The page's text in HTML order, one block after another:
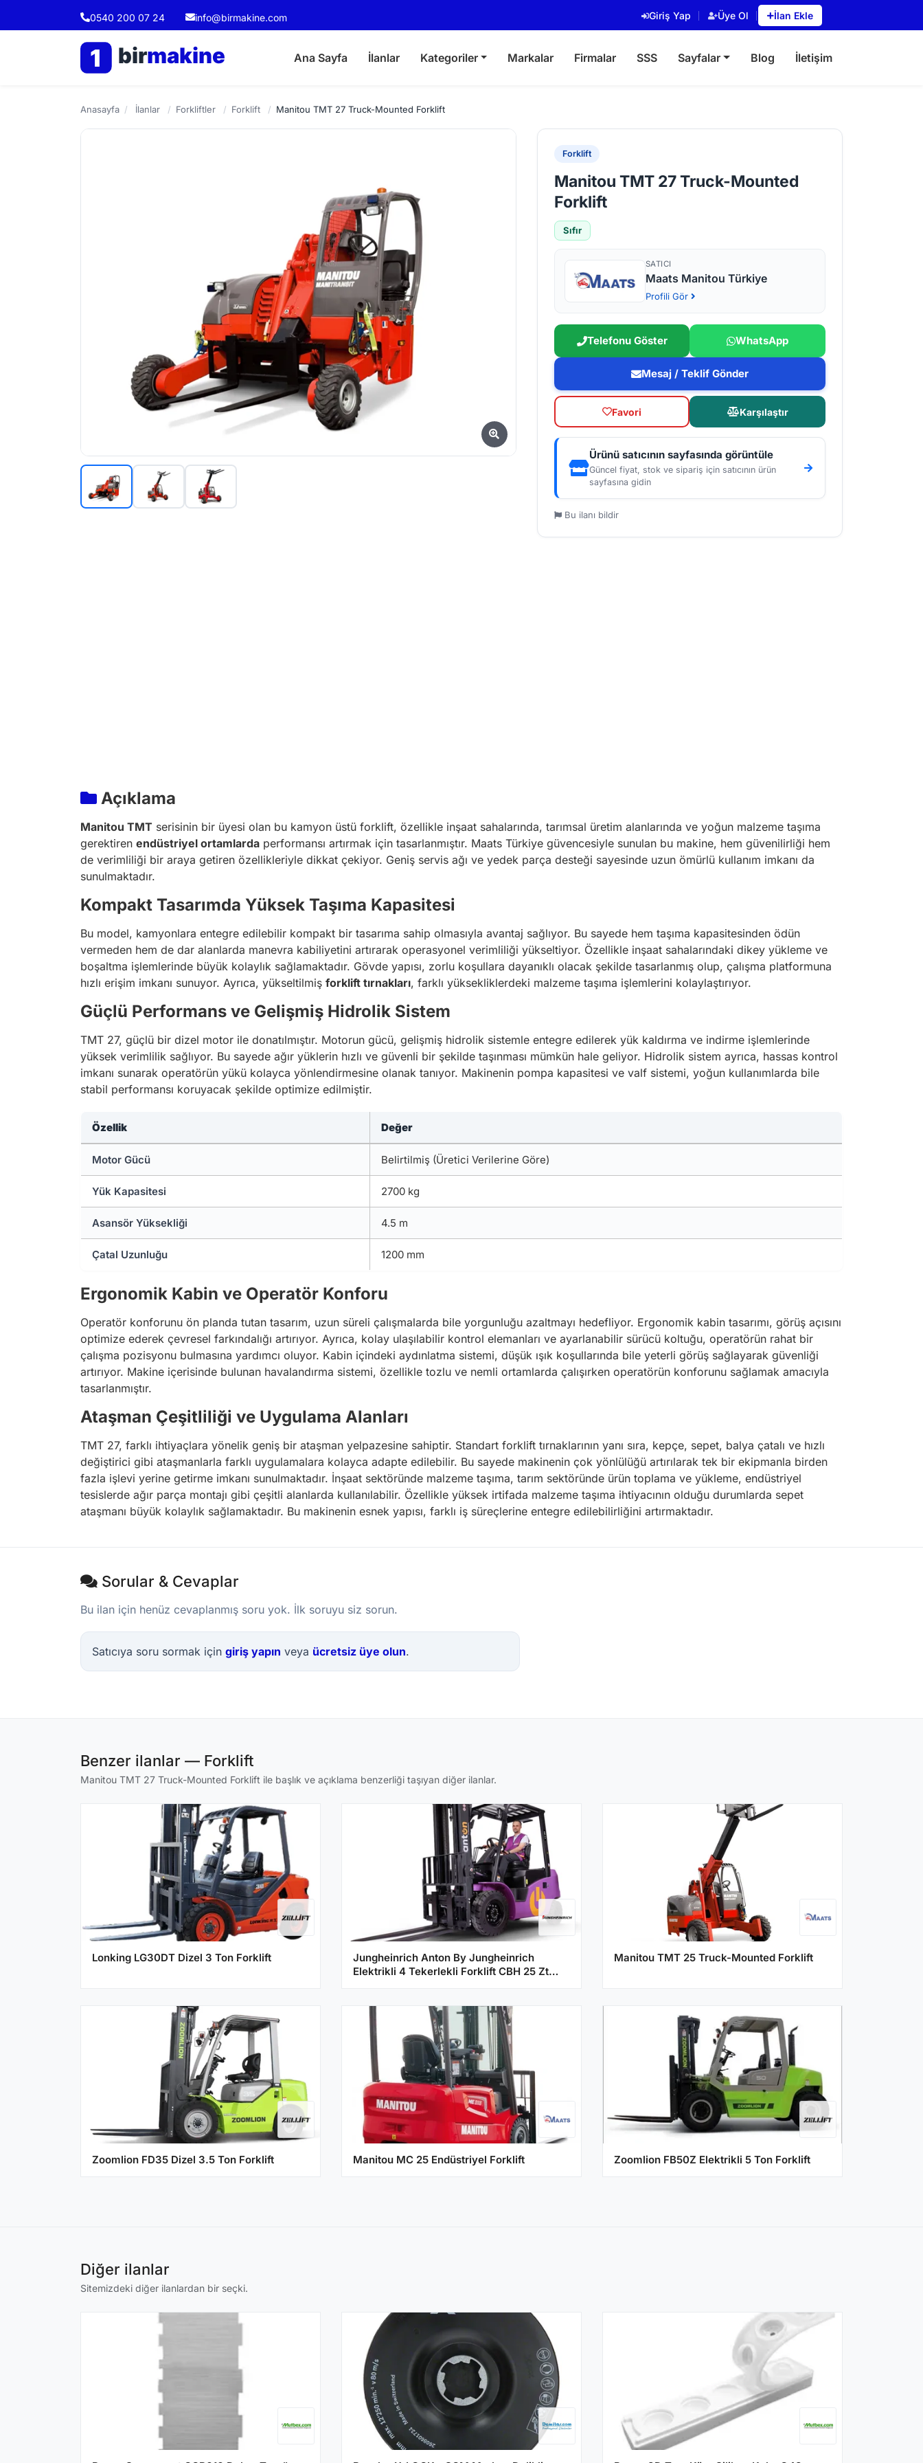
0540 200 07 24 info@birmakine.com Giriş Yap Üye Ol İlan Ekle
1 birmakine Ana Sayfa İlanlar Kategoriler Markalar Firmalar SSS Sayfalar Blog İletişim
Anasayfa / İlanlar / Forkliftler / Forklift / Manitou TMT 27 Truck-Mounted Forklift
Forklift
Manitou TMT 27 Truck-Mounted
Forklift
Sıfır
SATICI
Maats Manitou Türkiye
Profili Gör
Telefonu Göster WhatsApp
Mesaj / Teklif Gönder
Favori Karşılaştır
Ürünü satıcının sayfasında görüntüle
Güncel fiyat, stok ve sipariş için satıcının ürün
sayfasına gidin
Bu ilanı bildir
Açıklama
Manitou TMT serisinin bir üyesi olan bu kamyon üstü forklift, özellikle inşaat sahalarında, tarımsal üretim alanlarında ve yoğun malzeme taşıma
gerektiren endüstriyel ortamlarda performansı artırmak için tasarlanmıştır. Maats Türkiye güvencesiyle sunulan bu makine, hem güvenilirliği hem
de verimliliği bir araya getiren özellikleriyle dikkat çekiyor. Geniş servis ağı ve yedek parça desteği sayesinde uzun ömürlü kullanım imkanı da
sunulmaktadır.
Kompakt Tasarımda Yüksek Taşıma Kapasitesi
Bu model, kamyonlara entegre edilebilir kompakt bir tasarıma sahip olmasıyla avantaj sağlıyor. Bu sayede hem taşıma kapasitesinden ödün
vermeden hem de dar alanlarda manevra kabiliyetini artırarak operasyonel verimliliği yükseltiyor. Özellikle inşaat sahalarındaki dikey yükleme ve
boşaltma işlemlerinde büyük kolaylık sağlamaktadır. Gövde yapısı, zorlu koşullara dayanıklı olacak şekilde tasarlanmış olup, çalışma platformuna
hızlı erişim imkanı sunuyor. Ayrıca, yükseltilmiş forklift tırnakları, farklı yüksekliklerdeki malzeme taşıma işlemlerini kolaylaştırıyor.
Güçlü Performans ve Gelişmiş Hidrolik Sistem
TMT 27, güçlü bir dizel motor ile donatılmıştır. Motorun gücü, gelişmiş hidrolik sistemle entegre edilerek yük kaldırma ve indirme işlemlerinde
yüksek verimlilik sağlıyor. Bu sayede ağır yüklerin hızlı ve güvenli bir şekilde taşınması mümkün hale geliyor. Hidrolik sistem ayrıca, hassas kontrol
imkanı sunarak operatörün yükü kolayca yönlendirmesine olanak tanıyor. Makinenin pompa kapasitesi ve valf sistemi, yoğun kullanımlarda bile
stabil performansı koruyacak şekilde optimize edilmiştir.
Özellik Değer
Motor Gücü Belirtilmiş (Üretici Verilerine Göre)
Yük Kapasitesi 2700 kg
Asansör Yüksekliği 4.5 m
Çatal Uzunluğu 1200 mm
Ergonomik Kabin ve Operatör Konforu
Operatör konforunu ön planda tutan tasarım, uzun süreli çalışmalarda bile yorgunluğu azaltmayı hedefliyor. Ergonomik kabin tasarımı, görüş açısını
optimize ederek çevresel farkındalığı artırıyor. Ayrıca, kolay ulaşılabilir kontrol elemanları ve ayarlanabilir sürücü koltuğu, operatörün rahat bir
çalışma pozisyonu bulmasına yardımcı oluyor. Kabin içindeki aydınlatma sistemi, düşük ışık koşullarında bile yeterli görüş sağlayarak güvenliği
artırıyor. Makine içerisinde bulunan havalandırma sistemi, özellikle tozlu ve nemli ortamlarda çalışırken operatörün konforunu sağlamak amacıyla
tasarlanmıştır.
Ataşman Çeşitliliği ve Uygulama Alanları
TMT 27, farklı ihtiyaçlara yönelik geniş bir ataşman yelpazesine sahiptir. Standart forklift tırnaklarının yanı sıra, kepçe, sepet, balya çatalı ve hızlı
değiştirici gibi ataşmanlarla farklı uygulamalara kolayca adapte edilebilir. Bu sayede makinenin çok yönlülüğü artırılarak tek bir ekipmanla birden
fazla işlevi yerine getirme imkanı sunulmaktadır. İnşaat sektöründe malzeme taşıma, tarım sektöründe ürün toplama ve yükleme, endüstriyel
tesislerde ağır parça montajı gibi çeşitli alanlarda kullanılabilir. Özellikle yüksek irtifada malzeme taşıma ihtiyacının olduğu durumlarda sepet
ataşmanı büyük kolaylık sağlamaktadır. Bu makinenin esnek yapısı, farklı iş süreçlerine entegre edilebilirliğini artırmaktadır.
Sorular & Cevaplar
Bu ilan için henüz cevaplanmış soru yok. İlk soruyu siz sorun.
Satıcıya soru sormak için giriş yapın veya ücretsiz üye olun.
Benzer ilanlar — Forklift
Manitou TMT 27 Truck-Mounted Forklift ile başlık ve açıklama benzerliği taşıyan diğer ilanlar.
Lonking LG30DT Dizel 3 Ton Forklift
Jungheinrich Anton By Jungheinrich
Elektrikli 4 Tekerlekli Forklift CBH 25 Zt
Manitou TMT 25 Truck-Mounted Forklift
Zoomlion FD35 Dizel 3.5 Ton Forklift Manitou MC 25 Endüstriyel Forklift Zoomlion FB50Z Elektrikli 5 Ton Forklift
Diğer ilanlar
Sitemizdeki diğer ilanlardan bir seçki.